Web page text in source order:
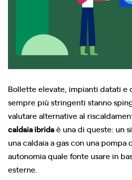
Bollette elevate, impianti datati
sempre più stringenti stanno
valutare alternative al
caldaia ibridaè una di queste: un
una caldaia a gas con una
autonomia quale fonte usare in
esterne.